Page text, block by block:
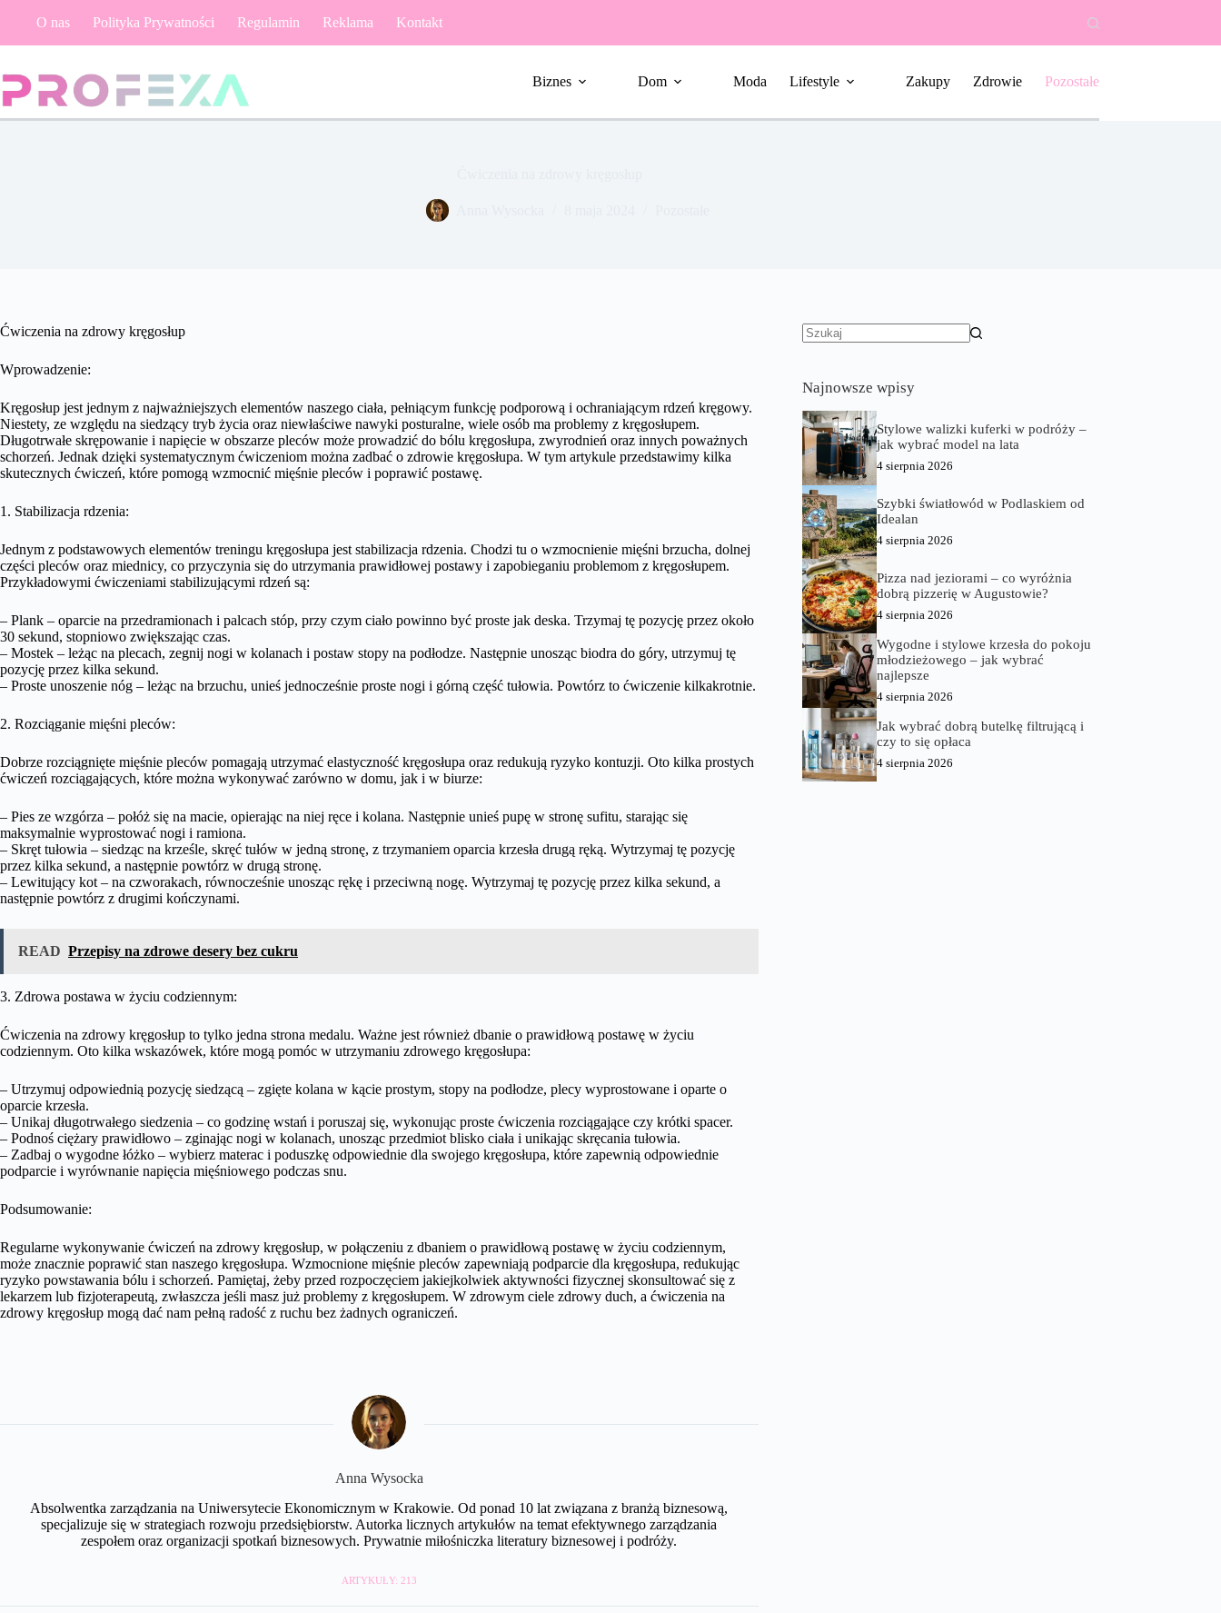
O nas Polityka Prywatności Regulamin Reklama Kontakt
Biznes Dom Moda Lifestyle Zakupy Zdrowie Pozostałe
Ćwiczenia na zdrowy kręgosłup
Wprowadzenie:
Kręgosłup jest jednym z najważniejszych elementów naszego ciała, pełniącym funkcję podporową i ochraniającym rdzeń kręgowy.
Niestety, ze względu na siedzący tryb życia oraz niewłaściwe nawyki posturalne, wiele osób ma problemy z kręgosłupem.
Długotrwałe skrępowanie i napięcie w obszarze pleców może prowadzić do bólu kręgosłupa, zwyrodnień oraz innych poważnych
schorzeń. Jednak dzięki systematycznym ćwiczeniom można zadbać o zdrowie kręgosłupa. W tym artykule przedstawimy kilka
skutecznych ćwiczeń, które pomogą wzmocnić mięśnie pleców i poprawić postawę.
1. Stabilizacja rdzenia:
Jednym z podstawowych elementów treningu kręgosłupa jest stabilizacja rdzenia. Chodzi tu o wzmocnienie mięśni brzucha, dolnej
części pleców oraz miednicy, co przyczynia się do utrzymania prawidłowej postawy i zapobieganiu problemom z kręgosłupem.
Przykładowymi ćwiczeniami stabilizującymi rdzeń są:
– Plank – oparcie na przedramionach i palcach stóp, przy czym ciało powinno być proste jak deska. Trzymaj tę pozycję przez około
30 sekund, stopniowo zwiększając czas.
– Mostek – leżąc na plecach, zegnij nogi w kolanach i postaw stopy na podłodze. Następnie unosząc biodra do góry, utrzymuj tę
pozycję przez kilka sekund.
– Proste unoszenie nóg – leżąc na brzuchu, unieś jednocześnie proste nogi i górną część tułowia. Powtórz to ćwiczenie kilkakrotnie.
2. Rozciąganie mięśni pleców:
Dobrze rozciągnięte mięśnie pleców pomagają utrzymać elastyczność kręgosłupa oraz redukują ryzyko kontuzji. Oto kilka prostych
ćwiczeń rozciągających, które można wykonywać zarówno w domu, jak i w biurze:
– Pies ze wzgórza – połóż się na macie, opierając na niej ręce i kolana. Następnie unieś pupę w stronę sufitu, starając się
maksymalnie wyprostować nogi i ramiona.
– Skręt tułowia – siedząc na krześle, skręć tułów w jedną stronę, z trzymaniem oparcia krzesła drugą ręką. Wytrzymaj tę pozycję
przez kilka sekund, a następnie powtórz w drugą stronę.
– Lewitujący kot – na czworakach, równocześnie unosząc rękę i przeciwną nogę. Wytrzymaj tę pozycję przez kilka sekund, a
następnie powtórz z drugimi kończynami.
READ Przepisy na zdrowe desery bez cukru
3. Zdrowa postawa w życiu codziennym:
Ćwiczenia na zdrowy kręgosłup to tylko jedna strona medalu. Ważne jest również dbanie o prawidłową postawę w życiu
codziennym. Oto kilka wskazówek, które mogą pomóc w utrzymaniu zdrowego kręgosłupa:
– Utrzymuj odpowiednią pozycję siedzącą – zgięte kolana w kącie prostym, stopy na podłodze, plecy wyprostowane i oparte o
oparcie krzesła.
– Unikaj długotrwałego siedzenia – co godzinę wstań i poruszaj się, wykonując proste ćwiczenia rozciągające czy krótki spacer.
– Podnoś ciężary prawidłowo – zginając nogi w kolanach, unosząc przedmiot blisko ciała i unikając skręcania tułowia.
– Zadbaj o wygodne łóżko – wybierz materac i poduszkę odpowiednie dla swojego kręgosłupa, które zapewnią odpowiednie
podparcie i wyrównanie napięcia mięśniowego podczas snu.
Podsumowanie:
Regularne wykonywanie ćwiczeń na zdrowy kręgosłup, w połączeniu z dbaniem o prawidłową postawę w życiu codziennym,
może znacznie poprawić stan naszego kręgosłupa. Wzmocnione mięśnie pleców zapewniają podparcie dla kręgosłupa, redukując
ryzyko powstawania bólu i schorzeń. Pamiętaj, żeby przed rozpoczęciem jakiejkolwiek aktywności fizycznej skonsultować się z
lekarzem lub fizjoterapeutą, zwłaszcza jeśli masz już problemy z kręgosłupem. W zdrowym ciele zdrowy duch, a ćwiczenia na
zdrowy kręgosłup mogą dać nam pełną radość z ruchu bez żadnych ograniczeń.
Anna Wysocka
Absolwentka zarządzania na Uniwersytecie Ekonomicznym w Krakowie. Od ponad 10 lat związana z branżą biznesową,
specjalizuje się w strategiach rozwoju przedsiębiorstw. Autorka licznych artykułów na temat efektywnego zarządzania
zespołem oraz organizacji spotkań biznesowych. Prywatnie miłośniczka literatury biznesowej i podróży.
ARTYKUŁY: 213
Najnowsze wpisy
Stylowe walizki kuferki w podróży –
jak wybrać model na lata
4 sierpnia 2026
Szybki światłowód w Podlaskiem od
Idealan
4 sierpnia 2026
Pizza nad jeziorami – co wyróżnia
dobrą pizzerię w Augustowie?
4 sierpnia 2026
Wygodne i stylowe krzesła do pokoju
młodzieżowego – jak wybrać
najlepsze
4 sierpnia 2026
Jak wybrać dobrą butelkę filtrującą i
czy to się opłaca
4 sierpnia 2026